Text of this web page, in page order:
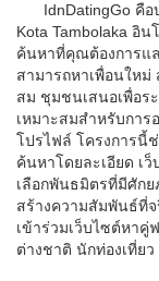
IdnDatingGo คื
Kota Tambolaka อิ
ค้นหาที่คุณต้องการแ
สามารถหาเพื่อนใหม่
สม ชุมชนเสนอเพื่อร
เหมาะสมสำหรับกา
โปรไฟล์ โครงการนี้
ค้นหาโดยละเอียด เ
เลือกพันธมิตรที่มีศัก
สร้างความสัมพันธ์ที่จ
เข้าร่วมเว็บไซต์หาคู่
ต่างชาติ นักท่องเที่ยว